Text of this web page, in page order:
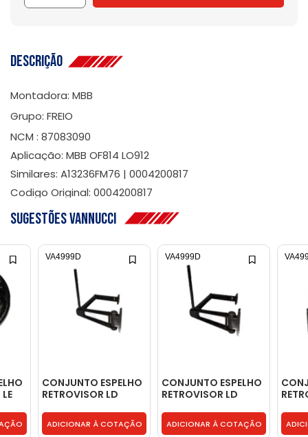
Descrição
Montadora: MBB
Grupo: FREIO
NCM : 87083090
Aplicação: MBB OF814 LO912
Similares: A13236FM76 | 0004200817
Codigo Original: 0004200817
Sugestões Vannucci
CONJUNTO ESPELHO
RETROVISOR LD
ESPELHO -
96HU17682BA
ADICIONAR À COTAÇÃO
VA4999D
CONJUNTO ESPELHO
RETROVISOR LD
ESPELHO -
96HU17682BA
ADICIONAR À COTAÇÃO
VA4999D